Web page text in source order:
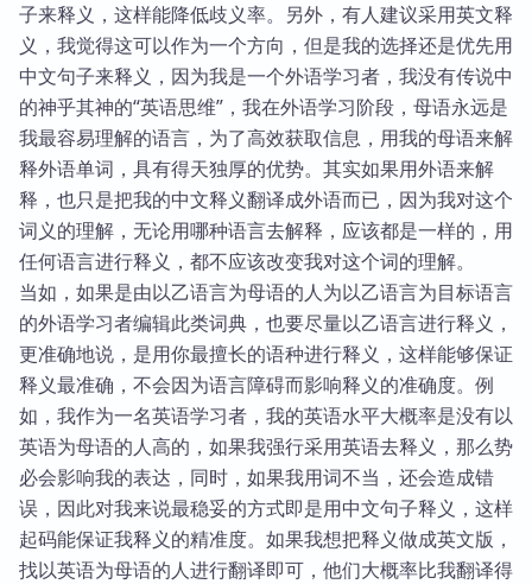
子来释义，这样能降低歧义率。另外，有人建议采用英文释
义，我觉得这可以作为一个方向，但是我的选择还是优先用
中文句子来释义，因为我是一个外语学习者，我没有传说中
的神乎其神的“英语思维”，我在外语学习阶段，母语永远是
我最容易理解的语言，为了高效获取信息，用我的母语来解
释外语单词，具有得天独厚的优势。其实如果用外语来解
释，也只是把我的中文释义翻译成外语而已，因为我对这个
词义的理解，无论用哪种语言去解释，应该都是一样的，用
任何语言进行释义，都不应该改变我对这个词的理解。
当如，如果是由以乙语言为母语的人为以乙语言为目标语言
的外语学习者编辑此类词典，也要尽量以乙语言进行释义，
更准确地说，是用你最擅长的语种进行释义，这样能够保证
释义最准确，不会因为语言障碍而影响释义的准确度。例
如，我作为一名英语学习者，我的英语水平大概率是没有以
英语为母语的人高的，如果我强行采用英语去释义，那么势
必会影响我的表达，同时，如果我用词不当，还会造成错
误，因此对我来说最稳妥的方式即是用中文句子释义，这样
起码能保证我释义的精准度。如果我想把释义做成英文版，
找以英语为母语的人进行翻译即可，他们大概率比我翻译得